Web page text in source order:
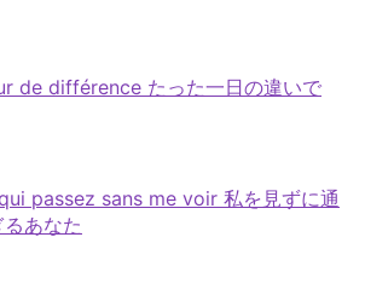
de différence たった一日の違いで
passez sans me voir 私を見ずに通
るあなた